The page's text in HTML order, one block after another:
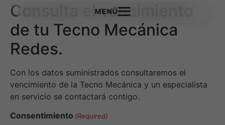
Consulta el vencimiento
de tu Tecno Mecánica
Redes.
Con los datos suministrados consultaremos el
vencimiento de la Tecno Mecánica y un especialista
en servicio se contactará contigo.
Consentimiento (Required)
MENÚ